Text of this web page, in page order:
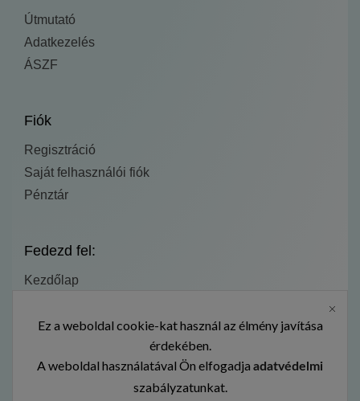
Ez a weboldal cookie-kat használ az élmény javítása
érdekében.
A weboldal használatával Ön elfogadja adatvédelmi
szabályzatunkat.
Útmutató
Adatkezelés
ÁSZF
Fiók
Regisztráció
Saját felhasználói fiók
Pénztár
Fedezd fel:
Kezdőlap
Galéria